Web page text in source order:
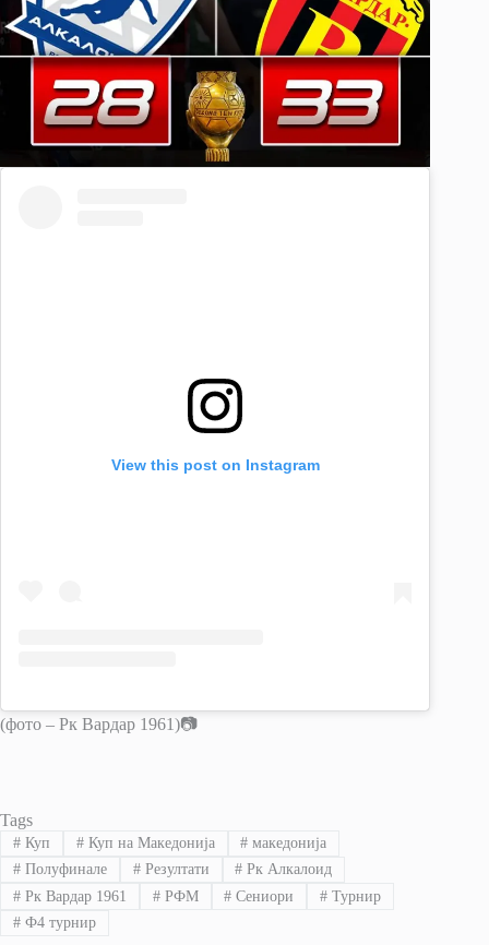
View this post on Instagram
(фото – Рк Вардар 1961)📷
Tags
#Куп #Куп на Македонија # македонија
#Полуфинале #Резултати # Рк Алкалоид
#Рк Вардар 1961 #РФМ # Сениори # Турнир
#Ф4 турнир